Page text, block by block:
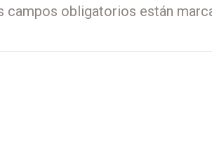
campos obligatorios están